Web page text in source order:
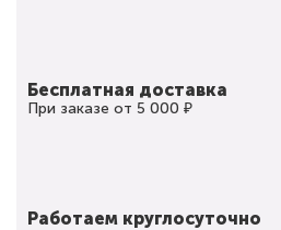
Бесплатная доставка
При заказе от 5 000 ₽
Работаем круглосуточно